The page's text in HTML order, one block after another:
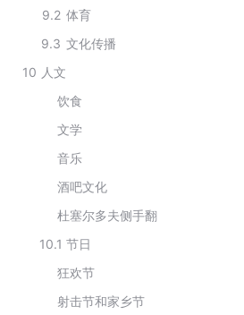
9.2 体育
9.3 文化传播
10 人文
饮食
文学
音乐
酒吧文化
杜塞尔多夫侧手翻
10.1 节日
狂欢节
射击节和家乡节